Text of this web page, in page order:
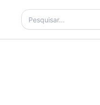
Procurar: